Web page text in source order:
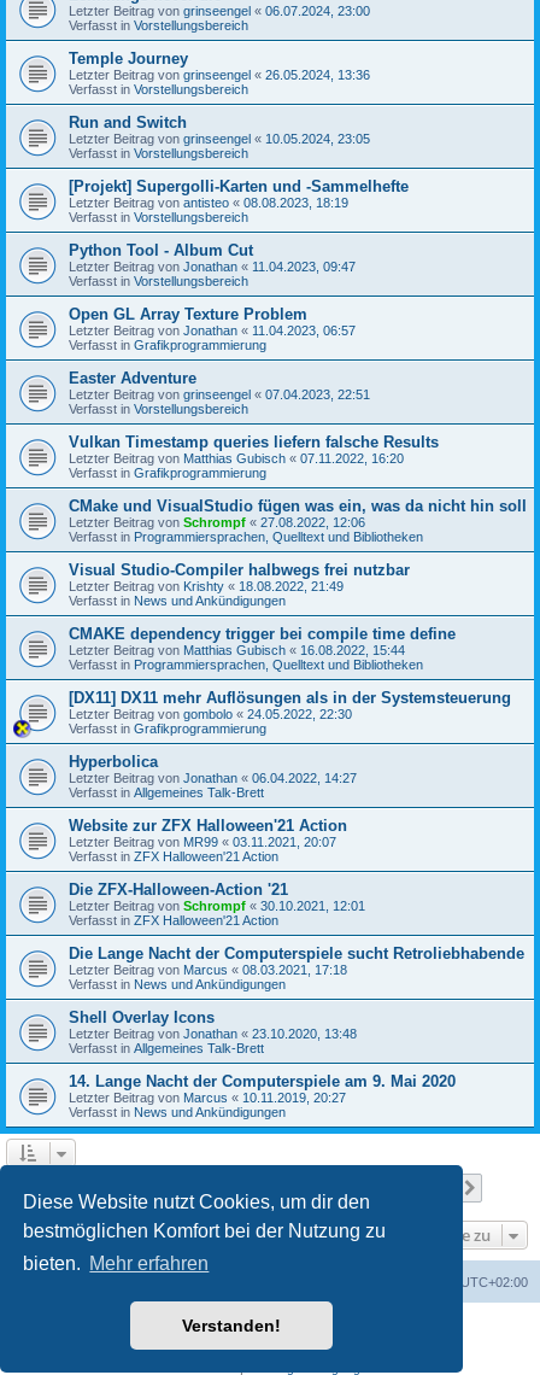
Diese Website nutzt Cookies, um dir den
bestmöglichen Komfort bei der Nutzung zu
bieten. Mehr erfahren
Verstanden!
Letzter Beitrag von grinseengel « 06.07.2024, 23:00
Verfasst in Vorstellungsbereich
Temple Journey
Letzter Beitrag von grinseengel « 26.05.2024, 13:36
Verfasst in Vorstellungsbereich
Run and Switch
Letzter Beitrag von grinseengel « 10.05.2024, 23:05
Verfasst in Vorstellungsbereich
[Projekt] Supergolli-Karten und -Sammelhefte
Letzter Beitrag von antisteo « 08.08.2023, 18:19
Verfasst in Vorstellungsbereich
Python Tool - Album Cut
Letzter Beitrag von Jonathan « 11.04.2023, 09:47
Verfasst in Vorstellungsbereich
Open GL Array Texture Problem
Letzter Beitrag von Jonathan « 11.04.2023, 06:57
Verfasst in Grafikprogrammierung
Easter Adventure
Letzter Beitrag von grinseengel « 07.04.2023, 22:51
Verfasst in Vorstellungsbereich
Vulkan Timestamp queries liefern falsche Results
Letzter Beitrag von Matthias Gubisch « 07.11.2022, 16:20
Verfasst in Grafikprogrammierung
CMake und VisualStudio fügen was ein, was da nicht hin soll
Letzter Beitrag von Schrompf « 27.08.2022, 12:06
Verfasst in Programmiersprachen, Quelltext und Bibliotheken
Visual Studio-Compiler halbwegs frei nutzbar
Letzter Beitrag von Krishty « 18.08.2022, 21:49
Verfasst in News und Ankündigungen
CMAKE dependency trigger bei compile time define
Letzter Beitrag von Matthias Gubisch « 16.08.2022, 15:44
Verfasst in Programmiersprachen, Quelltext und Bibliotheken
[DX11] DX11 mehr Auflösungen als in der Systemsteuerung
Letzter Beitrag von gombolo « 24.05.2022, 22:30
Verfasst in Grafikprogrammierung
Hyperbolica
Letzter Beitrag von Jonathan « 06.04.2022, 14:27
Verfasst in Allgemeines Talk-Brett
Website zur ZFX Halloween'21 Action
Letzter Beitrag von MR99 « 03.11.2021, 20:07
Verfasst in ZFX Halloween'21 Action
Die ZFX-Halloween-Action '21
Letzter Beitrag von Schrompf « 30.10.2021, 12:01
Verfasst in ZFX Halloween'21 Action
Die Lange Nacht der Computerspiele sucht Retroliebhabende
Letzter Beitrag von Marcus « 08.03.2021, 17:18
Verfasst in News und Ankündigungen
Shell Overlay Icons
Letzter Beitrag von Jonathan « 23.10.2020, 13:48
Verfasst in Allgemeines Talk-Brett
14. Lange Nacht der Computerspiele am 9. Mai 2020
Letzter Beitrag von Marcus « 10.11.2019, 20:27
Verfasst in News und Ankündigungen
Gehe zu
UTC+02:00
Powered byphpBB® Forum Software © phpBB Limited
phpBB.de